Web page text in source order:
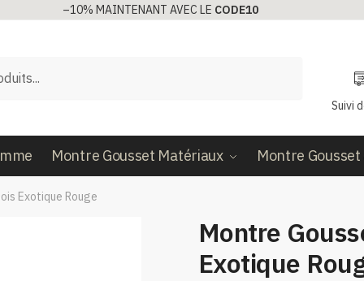
–10% MAINTENANT AVEC LE CODE10
Suivi
Montre Gousset Matériaux Montre
Exotique Rouge
Montre
Exotique